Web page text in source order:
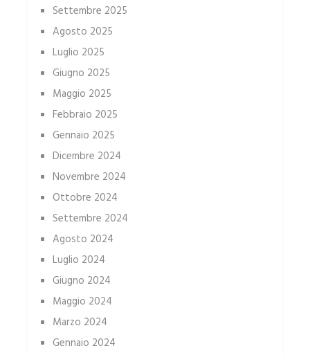
Settembre 2025
Agosto 2025
Luglio 2025
Giugno 2025
Maggio 2025
Febbraio 2025
Gennaio 2025
Dicembre 2024
Novembre 2024
Ottobre 2024
Settembre 2024
Agosto 2024
Luglio 2024
Giugno 2024
Maggio 2024
Marzo 2024
Gennaio 2024